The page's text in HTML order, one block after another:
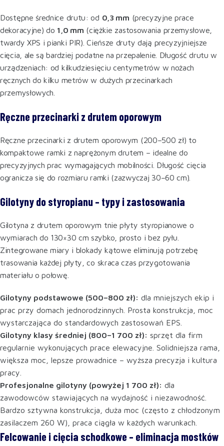
Dostępne średnice drutu: od 0,3 mm (precyzyjne prace
dekoracyjne) do 1,0 mm (ciężkie zastosowania przemysłowe,
twardy XPS i pianki PIR). Cieńsze druty dają precyzyjniejsze
cięcia, ale są bardziej podatne na przepalenie. Długość drutu w
urządzeniach: od kilkudziesięciu centymetrów w nożach
ręcznych do kilku metrów w dużych przecinarkach
przemysłowych.
Ręczne przecinarki z drutem oporowym
Ręczne przecinarki z drutem oporowym (200–500 zł) to
kompaktowe ramki z naprężonym drutem – idealne do
precyzyjnych prac wymagających mobilności. Długość cięcia
ogranicza się do rozmiaru ramki (zazwyczaj 30–60 cm).
Gilotyny do styropianu – typy i zastosowania
Gilotyna z drutem oporowym tnie płyty styropianowe o
wymiarach do 130×30 cm szybko, prosto i bez pyłu.
Zintegrowane miary i blokady kątowe eliminują potrzebę
trasowania każdej płyty, co skraca czas przygotowania
materiału o połowę.
Gilotyny podstawowe (500–800 zł): dla mniejszych ekip i
prac przy domach jednorodzinnych. Prosta konstrukcja, moc
wystarczająca do standardowych zastosowań EPS.
Gilotyny klasy średniej (800–1 700 zł): sprzęt dla firm
regularnie wykonujących prace elewacyjne. Solidniejsza rama,
większa moc, lepsze prowadnice – wyższa precyzja i kultura
pracy.
Profesjonalne gilotyny (powyżej 1 700 zł): dla
zawodowców stawiających na wydajność i niezawodność.
Bardzo sztywna konstrukcja, duża moc (często z chłodzonym
zasilaczem 260 W), praca ciągła w każdych warunkach.
Felcowanie i cięcia schodkowe – eliminacja mostków